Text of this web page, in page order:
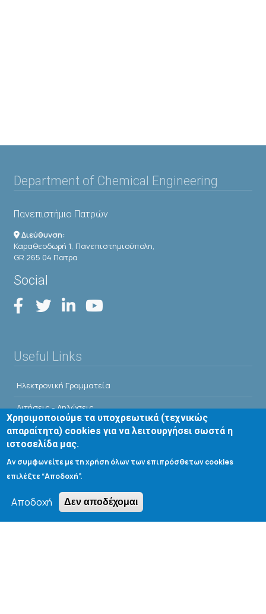
Department of Chemical Engineering
Πανεπιστήμιο Πατρών
Διεύθυνση:
Καραθεοδωρή 1, Πανεπιστημιούπολη,
GR 265 04 Πατρα
Social
Useful Links
Ηλεκτρονική Γραμματεία
Αιτήσεις - Δηλώσεις
Kαταστάσεις Μαθημάτων / Συγγραμμάτων
Οδηγός Σπουδών Τμήματος
1o Συμπόσιο Αποφοίτων ΤΧΜ
Webmail Τμήματος
Χρησιμοποιούμε τα υποχρεωτικά (τεχνικώς
απαραίτητα) cookies για να λειτουργήσει σωστά η
ιστοσελίδα μας.
Αν συμφωνείτε με τη χρήση όλων των επιπρόσθετων cookies
επιλέξτε “Αποδοχή”.
Αποδοχή Δεν αποδέχομαι